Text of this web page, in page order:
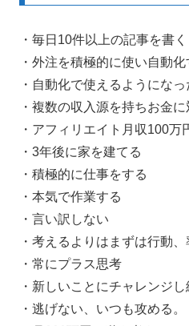
・毎日10件以上の記事を書く
・外注を積極的に使い自動化
・自動化で使えるようにな
・複数の収入源を持ちお金
・アフィリエイト月収100万
・3年後に家を建てる
・積極的に仕事をする
・本気で作業する
・言い訳しない
・考えるよりはまずは行動
・常にプラス思考
・新しいことにチャレンジし
・逃げない、いつも攻める。